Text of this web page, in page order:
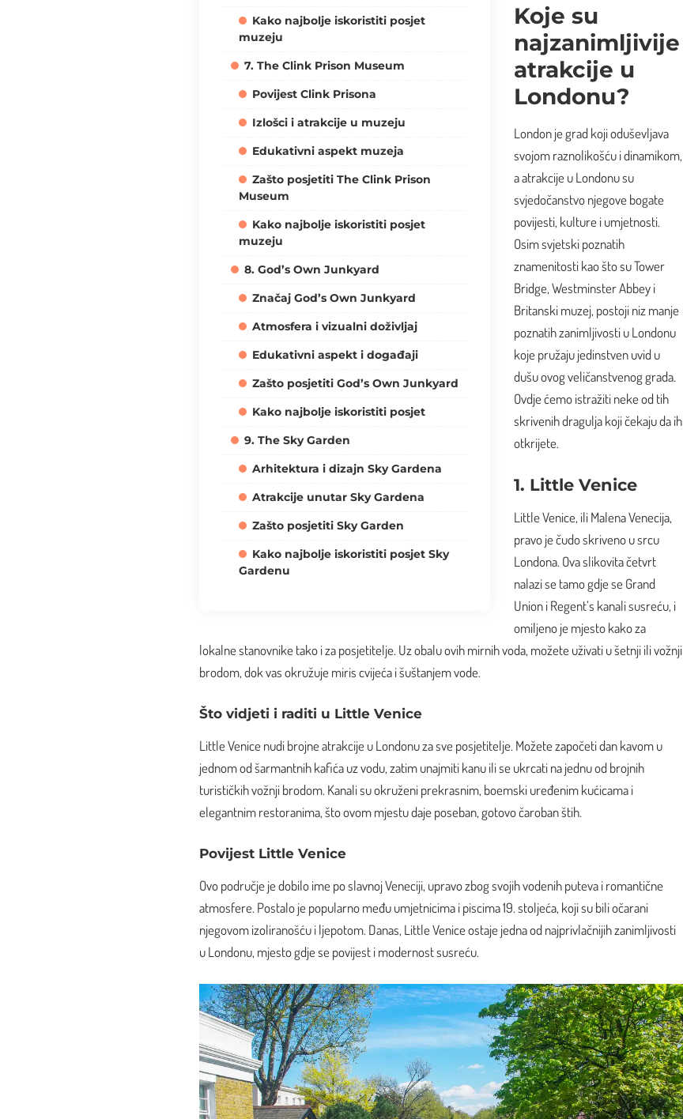
Kako najbolje iskoristiti posjet
muzeju
7. The Clink Prison Museum
Povijest Clink Prisona
Izlošci i atrakcije u muzeju
Edukativni aspekt muzeja
Zašto posjetiti The Clink Prison
Museum
Kako najbolje iskoristiti posjet
muzeju
8. God’s Own Junkyard
Značaj God’s Own Junkyard
Atmosfera i vizualni doživljaj
Edukativni aspekt i događaji
Zašto posjetiti God’s Own Junkyard
Kako najbolje iskoristiti posjet
9. The Sky Garden
Arhitektura i dizajn Sky Gardena
Atrakcije unutar Sky Gardena
Zašto posjetiti Sky Garden
Kako najbolje iskoristiti posjet Sky
Gardenu
Koje su
najzanimljivije
atrakcije u
Londonu?
London je grad koji oduševljava
svojom raznolikošću i dinamikom,
a atrakcije u Londonu su
svjedočanstvo njegove bogate
povijesti, kulture i umjetnosti.
Osim svjetski poznatih
znamenitosti kao što su Tower
Bridge, Westminster Abbey i
Britanski muzej, postoji niz manje
poznatih zanimljivosti u Londonu
koje pružaju jedinstven uvid u
dušu ovog veličanstvenog grada.
Ovdje ćemo istražiti neke od tih
skrivenih dragulja koji čekaju da ih
otkrijete.
1. Little Venice
Little Venice, ili Malena Venecija,
pravo je čudo skriveno u srcu
Londona. Ova slikovita četvrt
nalazi se tamo gdje se Grand
Union i Regent’s kanali susreću, i
omiljeno je mjesto kako za
lokalne stanovnike tako i za posjetitelje. Uz obalu ovih mirnih voda, možete uživati u šetnji ili vožnji
brodom, dok vas okružuje miris cvijeća i šuštanjem vode.
Što vidjeti i raditi u Little Venice
Little Venice nudi brojne atrakcije u Londonu za sve posjetitelje. Možete započeti dan kavom u
jednom od šarmantnih kafića uz vodu, zatim unajmiti kanu ili se ukrcati na jednu od brojnih
turističkih vožnji brodom. Kanali su okruženi prekrasnim, boemski uređenim kućicama i
elegantnim restoranima, što ovom mjestu daje poseban, gotovo čaroban štih.
Povijest Little Venice
Ovo područje je dobilo ime po slavnoj Veneciji, upravo zbog svojih vodenih puteva i romantične
atmosfere. Postalo je popularno među umjetnicima i piscima 19. stoljeća, koji su bili očarani
njegovom izoliranošću i ljepotom. Danas, Little Venice ostaje jedna od najprivlačnijih zanimljivosti
u Londonu, mjesto gdje se povijest i modernost susreću.